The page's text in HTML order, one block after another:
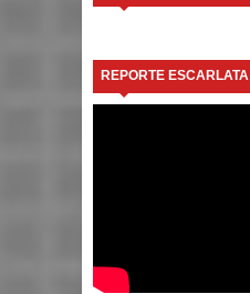
REPORTE ESCARLATA